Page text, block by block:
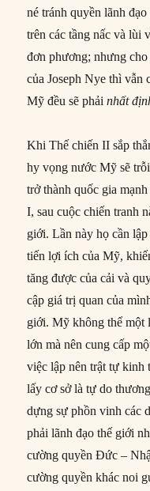
né tránh quyền lãnh
trên các tầng nấc và lùi
đơn phương; nhưng
của Joseph Nye thì vẫn
Mỹ đều sẽ phảinhất
Khi Thế chiến II sắp
hy vọng nước Mỹ sẽ
trở thành quốc gia
I, sau cuộc chiến tranh
giới. Lần này họ cần
tiến lợi ích của Mỹ,
tăng được của cải và
cập giá trị quan của
giới. Mỹ không thể một
lớn mà nên cung cấp
việc lập nên trật tự kinh
lấy cơ sở là tự do
dựng sự phồn vinh các
phải lãnh đạo thế giới
cường quyền Đức –
cường quyền khác noi